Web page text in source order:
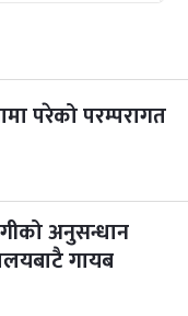
२ महिना बाँकी
२ महिना बाँकी
परेको परम्परागत
अनुसन्धान
गायब